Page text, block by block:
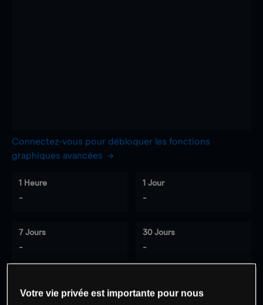
Connectez-vous pour débloquer les fonctions
graphiques avancées
1 Heure
-
1 Jour
-
7 Jours
-
30 Jours
-
0% des clients ont une position à
Votre vie privée est importante pour nous